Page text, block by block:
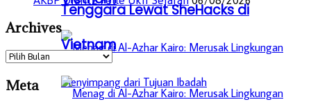
Tenggara Lewat SheHacks di
Vietnam
Archives
Archives
Meta